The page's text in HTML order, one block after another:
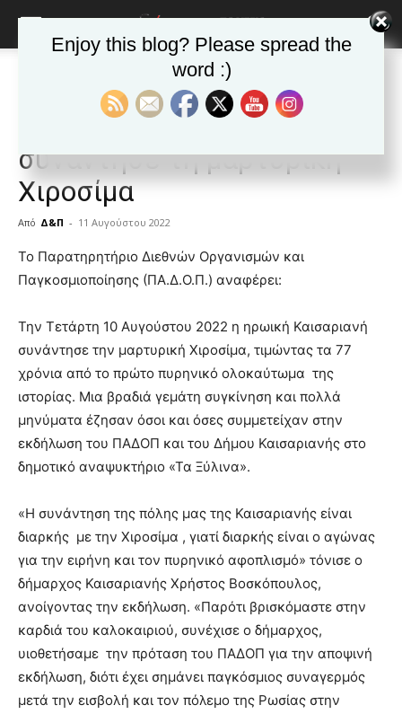
ΚΑΙΣΑΡΙΑΝΗ Νέα της Καισαριανής
Η ηρωική Καισαριανή
συνάντησε τη μαρτυρική
Χιροσίμα
Από Δ&Π - 11 Αυγούστου 2022
blonde
lesbians
very
cam
show.desi
xxx
lyons
teaches
you
the
pain.
pornhun
hd
porn
Το Παρατηρητήριο Διεθνών Οργανισμών και
Παγκοσμιοποίησης (ΠΑ.Δ.Ο.Π.) αναφέρει:
Την Τετάρτη 10 Αυγούστου 2022 η ηρωική Καισαριανή
συνάντησε την μαρτυρική Χιροσίμα, τιμώντας τα 77
χρόνια από το πρώτο πυρηνικό ολοκαύτωμα της
ιστορίας. Μια βραδιά γεμάτη συγκίνηση και πολλά
μηνύματα έζησαν όσοι και όσες συμμετείχαν στην
εκδήλωση του ΠΑΔΟΠ και του Δήμου Καισαριανής στο
δημοτικό αναψυκτήριο «Τα Ξύλινα».
«Η συνάντηση της πόλης μας της Καισαριανής είναι
διαρκής με την Χιροσίμα , γιατί διαρκής είναι ο αγώνας
για την ειρήνη και τον πυρηνικό αφοπλισμό» τόνισε ο
δήμαρχος Καισαριανής Χρήστος Βοσκόπουλος,
ανοίγοντας την εκδήλωση. «Παρότι βρισκόμαστε στην
καρδιά του καλοκαιριού, συνέχισε ο δήμαρχος,
υιοθετήσαμε την πρόταση του ΠΑΔΟΠ για την αποψινή
εκδήλωση, διότι έχει σημάνει παγκόσμιος συναγερμός
μετά την εισβολή και τον πόλεμο της Ρωσίας στην
Enjoy this blog? Please spread the
word :)